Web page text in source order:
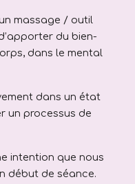
massage / outil
du bien-
dans le mental
dans un état
unprocessus de
intention que nous
début de séance.